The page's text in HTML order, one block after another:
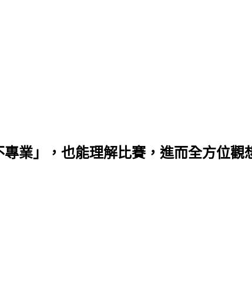
業」，也能理解比賽，進而全方位觀